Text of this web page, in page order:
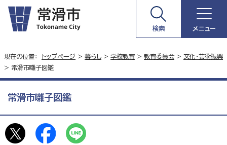
検索 メニュー
現在の位置： トップページ > 暮らし> 学校教育 > 教育委員会 > 文化・芸術振興
> 常滑市囃子図鑑
常滑市囃子図鑑